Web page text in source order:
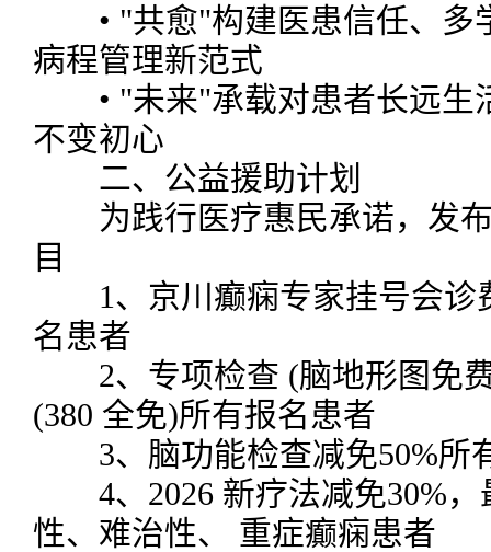
• "共愈"构建医患信任、多
病程管理新范式
• "未来"承载对患者长远生
不变初心
二、公益援助计划
为践行医疗惠民承诺，发布
目
1、京川癫痫专家挂号会诊
名患者
2、专项检查 (脑地形图免费
(380 全免)所有报名患者
3、脑功能检查减免50%所
4、2026 新疗法减免30%，
性、难治性、 重症癫痫患者